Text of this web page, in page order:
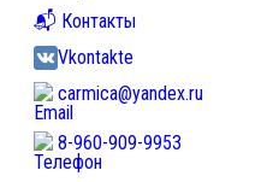
📬 Контакты
Vkontakte
carmica@yandex.ru
8-960-909-9953